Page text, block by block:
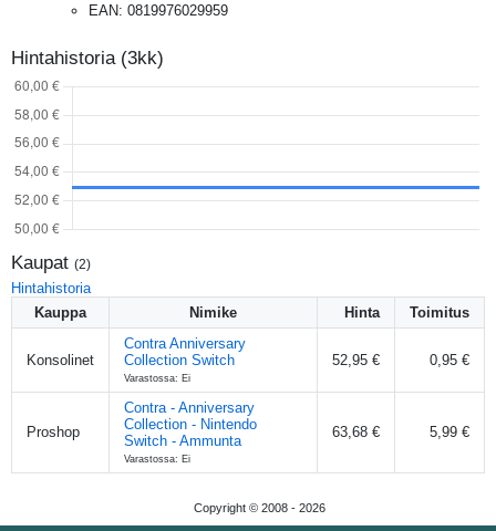
EAN: 0819976029959
Hintahistoria (3kk)
Kaupat (2)
Hintahistoria
Kauppa
Nimike Hinta Toimitus
Konsolinet
Contra Anniversary
Collection Switch
Varastossa: Ei
52,95 € 0,95 €
Proshop
Contra - Anniversary
Collection - Nintendo
Switch - Ammunta
Varastossa: Ei
63,68 € 5,99 €
Copyright © 2008 - 2026